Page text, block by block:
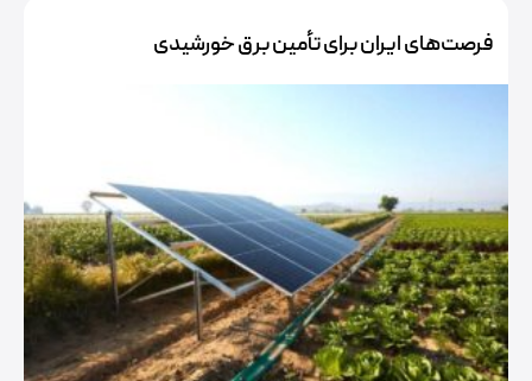
فرصت‌‌های ایران برای تأمین برق خورشیدی